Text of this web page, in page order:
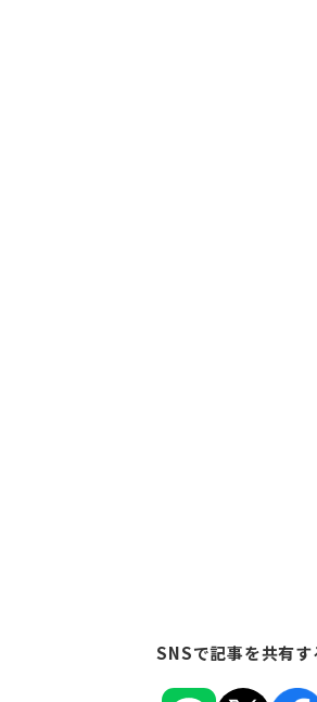
SNSで記事を共有す